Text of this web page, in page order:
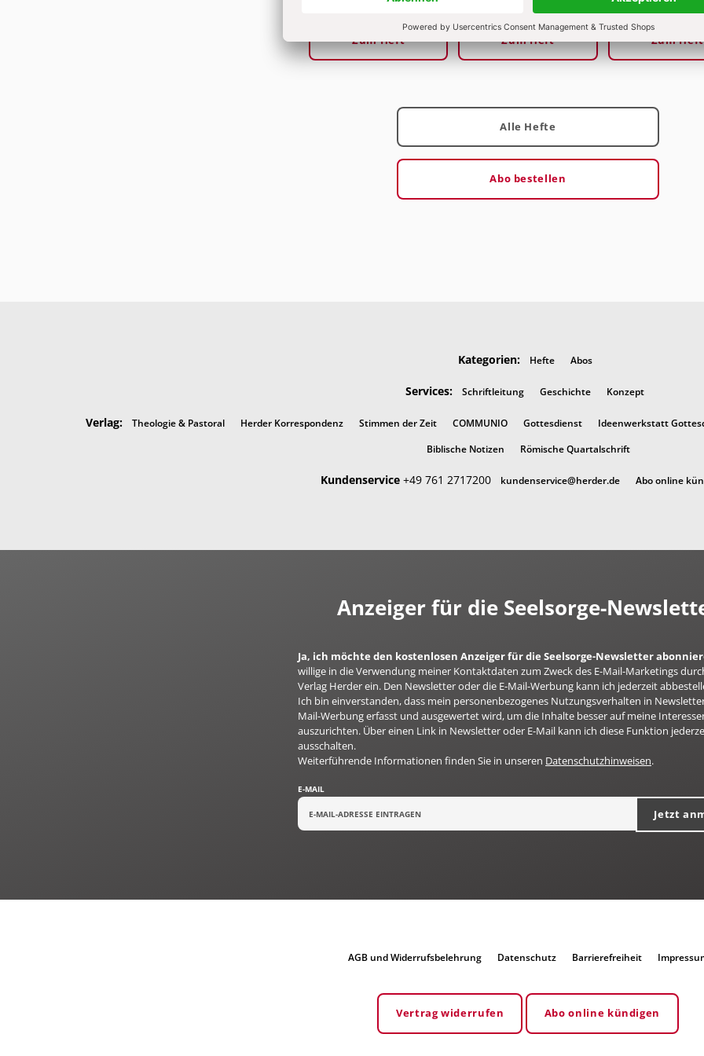
Zum Heft Zum Heft Zum Heft
Alle Hefte
Abo bestellen
Kategorien: Hefte Abos
Services: Schriftleitung Geschichte Konzept
Verlag: Theologie & Pastoral Herder Korrespondenz Stimmen der Zeit COMMUNIO Gottesdienst Ideenwerkstatt
Biblische Notizen Römische Quartalschrift
Kundenservice +49 761 2717200 kundenservice@herder.de Abo online
Anzeiger für die Seelsorge-
Ja, ich möchte den kostenlosen Anzeiger für die Seelsorge-Newsletter
willige in die Verwendung meiner Kontaktdaten zum Zweck des E-Mail-Marketings
Verlag Herder ein. Den Newsletter oder die E-Mail-Werbung kann ich jederzeit
Ich bin einverstanden, dass mein personenbezogenes Nutzungsverhalten in
Mail-Werbung erfasst und ausgewertet wird, um die Inhalte besser auf meine
auszurichten. Über einen Link in Newsletter oder E-Mail kann ich diese Funktion
ausschalten.
Weiterführende Informationen finden Sie in unseren Datenschutzhinweisen.
E-MAIL
Jetzt
AGB und Widerrufsbelehrung Datenschutz Barrierefreiheit
Vertrag widerrufen Abo online kündigen